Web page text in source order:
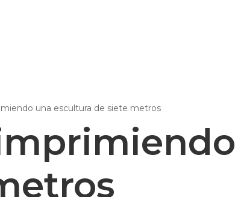
una escultura de siete metros